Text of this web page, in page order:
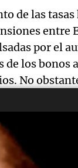
de las
entre
por el
los bonos
No
incrementó
los 440.600